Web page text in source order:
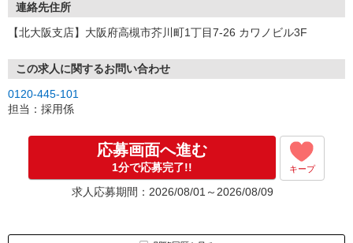
連絡先住所
【北大阪支店】大阪府高槻市芥川町1丁目7-26 カワノビル3F
この求人に関するお問い合わせ
0120-445-101
担当：採用係
応募画面へ進む
1分で応募完了!! キープ
求人応募期間：2026/08/01～2026/08/09